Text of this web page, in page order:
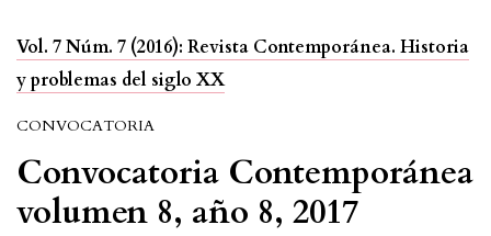
Vol. 7 Núm. 7 (2016): Revista Contemporánea. Historia
y problemas del siglo XX
CONVOCATORIA
Convocatoria Contemporánea
volumen 8, año 8, 2017